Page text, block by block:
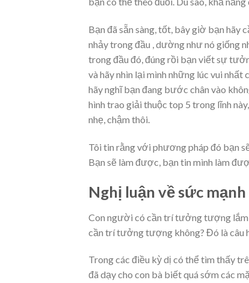
Bạn đã sẵn sàng, tốt, bây giờ bạn hãy
nhảy trong đầu , dường như nó giống
trong đầu đó, đúng rồi bạn viết sự
và hãy nhìn lại mình những lúc vui
hãy nghĩ bạn đang bước chân vào
hình trao giải thuộc top 5 trong lĩnh
nhẹ, chậm thôi.
Tôi tin rằng với phương pháp đó bạn
Bạn sẽ làm được, bạn tin mình làm
Nghị luận về sức
Con người có cần trí tưởng tượng lắm
cần trí tưởng tượng không? Đó là câu
Trong các điều kỳ dị có thể tìm thấy
đã dạy cho con bà biết quá sớm các